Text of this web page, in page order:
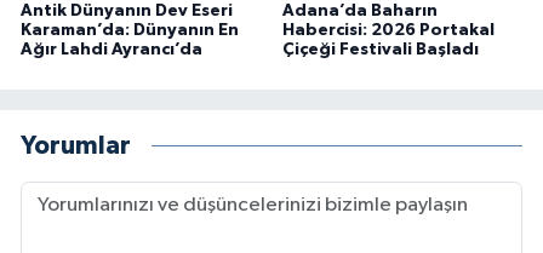
Antik Dünyanın Dev Eseri
Karaman’da: Dünyanın En
Ağır Lahdi Ayrancı’da
Adana’da Baharın
Habercisi: 2026 Portakal
Çiçeği Festivali Başladı
Yorumlar